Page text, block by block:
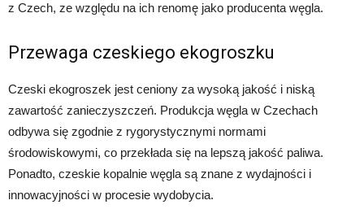
z Czech, ze względu na ich renomę jako producenta węgla.
Przewaga czeskiego ekogroszku
Czeski ekogroszek jest ceniony za wysoką jakość i niską
zawartość zanieczyszczeń. Produkcja węgla w Czechach
odbywa się zgodnie z rygorystycznymi normami
środowiskowymi, co przekłada się na lepszą jakość paliwa.
Ponadto, czeskie kopalnie węgla są znane z wydajności i
innowacyjności w procesie wydobycia.